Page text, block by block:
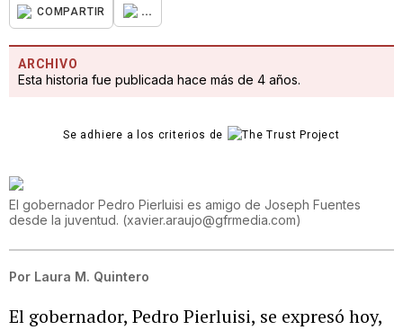
COMPARTIR ...
ARCHIVO
Esta historia fue publicada hace más de 4 años.
Se adhiere a los criterios de
El gobernador Pedro Pierluisi es amigo de Joseph Fuentes
desde la juventud. (xavier.araujo@gfrmedia.com)
Por Laura M. Quintero
El gobernador, Pedro Pierluisi, se expresó hoy,